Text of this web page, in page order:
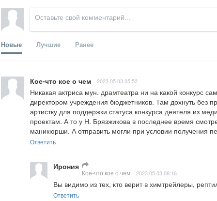
Новые Лучшие Ранее
Кое-что кое о чем 2023.05.03 05:52
Никакая актриса мун. драмтеатра ни на какой конкурс
директором учреждения бюджетников. Там дохнуть без
артистку для поддержки статуса конкурса деятеля из
проектам. А то у Н. Брязжикова в последнее время
маникюрши. А отправить могли при условии получения
Ответить
Ирония
Кое-что кое о чем 2023.05.03 08:16
Вы видимо из тех, кто верит в химтрейлеры,
Ответить